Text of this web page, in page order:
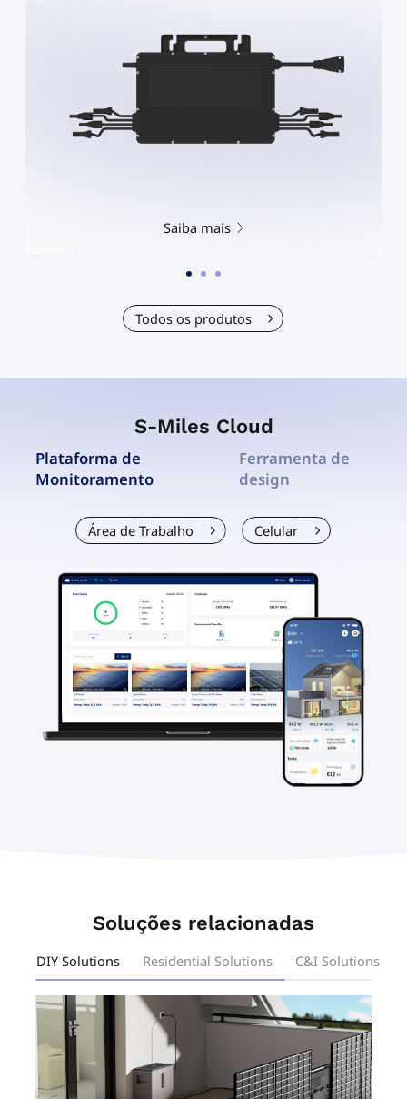
Saiba mais
Todos os produtos
S-Miles Cloud
Plataforma de
Monitoramento
Ferramenta de
design
Área de Trabalho Celular
Soluções relacionadas
DIY Solutions Residential Solutions C&I Solutions